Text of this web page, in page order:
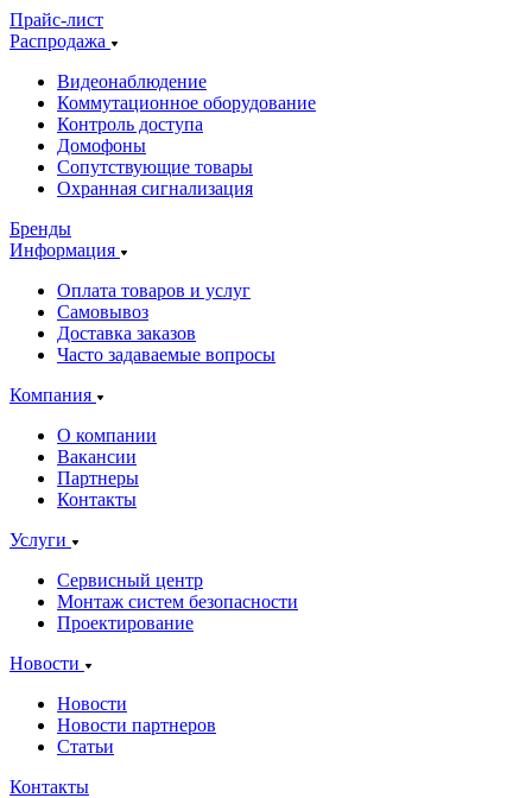
Прайс-лист
Распродажа
Видеонаблюдение
Коммутационное оборудование
Контроль доступа
Домофоны
Сопутствующие товары
Охранная сигнализация
Бренды
Информация
Оплата товаров и услуг
Самовывоз
Доставка заказов
Часто задаваемые вопросы
Компания
О компании
Вакансии
Партнеры
Контакты
Услуги
Сервисный центр
Монтаж систем безопасности
Проектирование
Новости
Новости
Новости партнеров
Статьи
Контакты